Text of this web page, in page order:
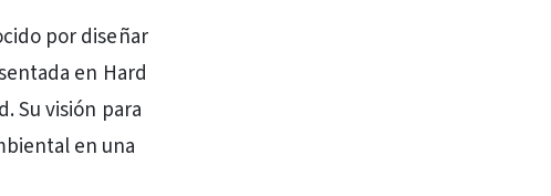
por diseñar
en Hard
Su visión para
en una